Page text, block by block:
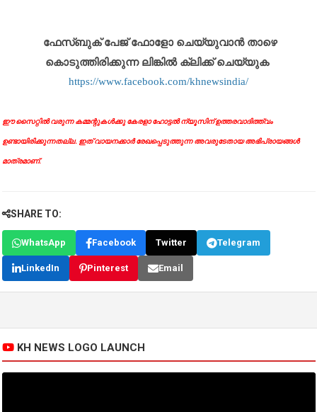
ഫേസ്ബുക് പേജ് ഫോളോ ചെയ്യുവാൻ താഴെ
കൊടുത്തിരിക്കുന്ന ലിങ്കിൽ ക്ലിക്ക് ചെയ്യുക
https://www.facebook.com/khnewsindia/
ഈ സൈറ്റിൽ വരുന്ന കമ്മന്റുകൾക്കു കേരളാ ഹോട്ടൽ ന്യൂസിന് ഉത്തരവാദിത്ത്വം
ഉണ്ടായിരിക്കുന്നതല്ല. ഇത് വായനക്കാർ രേഖപ്പെടുത്തുന്ന അവരുടേതായ അഭിപ്രായങ്ങൾ
മാത്രമാണ്.
SHARE TO:
WhatsApp Facebook Twitter Telegram
LinkedIn Pinterest Email
KH NEWS LOGO LAUNCH